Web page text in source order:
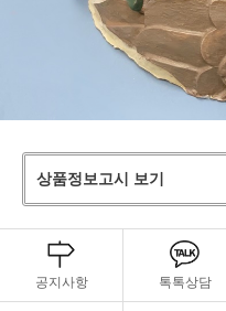
상품정보고시 보기
공지사항 톡톡상담